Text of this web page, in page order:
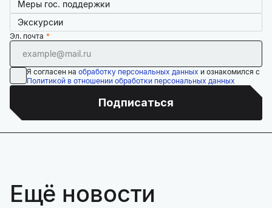
Меры гос. поддержки
Экскурсии
Эл. почта
Я согласен на обработку персональных данных и ознакомился с
Политикой в отношении обработки персональных данных
Подписаться
Ещё новости